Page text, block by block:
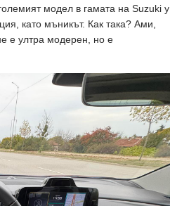
модел в гамата на Suzuki у
като мъникът. Как така? Ами,
е ултра модерен, но е